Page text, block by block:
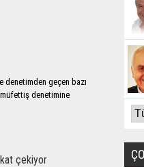
denetimden geçen bazı
denetimine
çekiyor